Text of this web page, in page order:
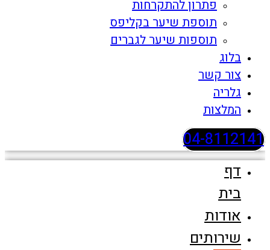
פתרון להתקרחות
תוספת שיער בקליפס
תוספות שיער לגברים
בלוג
צור קשר
גלריה
המלצות
04-8112141
דף
בית
אודות
שירותים